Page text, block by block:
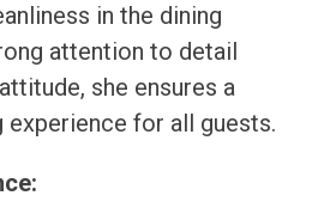
in the dining
attention to detail
she ensures a
experience for all guests.